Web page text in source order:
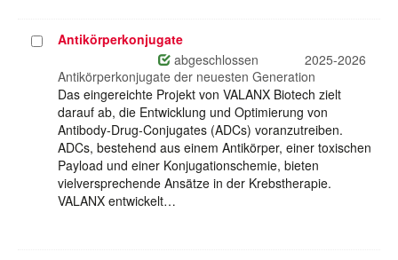
ProjektAntikörperkonjugate
abgeschlossen
2025-2026
Antikörperkonjugate der neuesten Generation
Das eingereichte Projekt von VALANX Biotech zielt
darauf ab, die Entwicklung und Optimierung von
Antibody-Drug-Conjugates (ADCs) voranzutreiben.
ADCs, bestehend aus einem Antikörper, einer toxischen
Payload und einer Konjugationschemie, bieten
vielversprechende Ansätze in der Krebstherapie.
VALANX entwickelt…